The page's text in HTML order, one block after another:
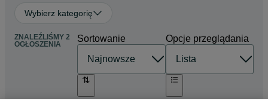
Wybierz kategorię
ZNALEŹLIŚMY 2
OGŁOSZENIA
Sortowanie Opcje przeglądania